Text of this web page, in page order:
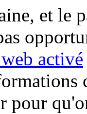
et le
activé
pour